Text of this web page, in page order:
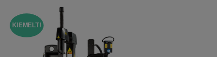
KIEMELT!